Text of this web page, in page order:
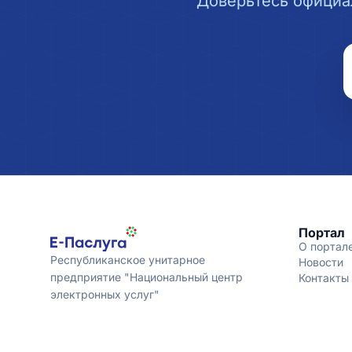
Республиканское унитарное
предприятие "Национальный центр
электронных услуг"
Портал
О
Новости
Контакты